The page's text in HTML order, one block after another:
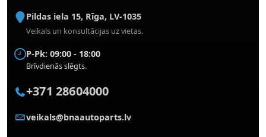
Pildas iela 15, Rīga, LV-1035
Veikals un konsultācijas uz vietas.
P-Pk: 09:00 - 18:00
Brīvdienās slēgts.
+371 28604000
veikals@bnaautoparts.lv